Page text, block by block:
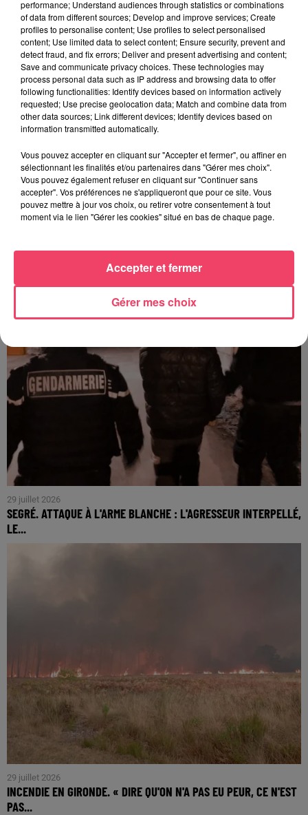
31 juillet 2026
HOMME ENTENDU...
29 juillet 2026
SEGRÉ. ATTAQUE À L'ARME BLANCHE : L'AGRESSEUR INTERPELLÉ,
LE...
29 juillet 2026
INCENDIE EN GIRONDE. « DIRE QU'ON N'A PAS EU PEUR, CE N'EST
PAS...
performance; Understand audiences through statistics or combinations
of data from different sources; Develop and improve services; Create
profiles to personalise content; Use profiles to select personalised
content; Use limited data to select content; Ensure security, prevent and
detect fraud, and fix errors; Deliver and present advertising and content;
Save and communicate privacy choices. These technologies may
process personal data such as IP address and browsing data to offer
following functionalities: Identify devices based on information actively
requested; Use precise geolocation data; Match and combine data from
other data sources; Link different devices; Identify devices based on
information transmitted automatically.
Vous pouvez accepter en cliquant sur "Accepter et fermer", ou affiner en
sélectionnant les finalités et/ou partenaires dans "Gérer mes choix".
Vous pouvez également refuser en cliquant sur "Continuer sans
accepter". Vos préférences ne s'appliqueront que pour ce site. Vous
pouvez mettre à jour vos choix, ou retirer votre consentement à tout
moment via le lien "Gérer les cookies" situé en bas de chaque page.
Gérer mes choix
Accepter et fermer